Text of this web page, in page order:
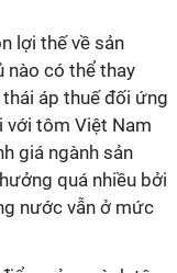
lợi thế về sản
nào có thể thay
áp thuế đối ứng
với tôm Việt Nam
giá ngành sản
quá nhiều bởi
nước vẫn ở mức